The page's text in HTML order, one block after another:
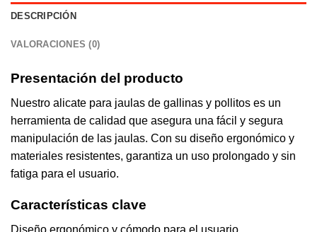
DESCRIPCIÓN
VALORACIONES (0)
Presentación del producto
Nuestro alicate para jaulas de gallinas y pollitos es un
herramienta de calidad que asegura una fácil y segura
manipulación de las jaulas. Con su diseño ergonómico y
materiales resistentes, garantiza un uso prolongado y sin
fatiga para el usuario.
Características clave
Diseño ergonómico y cómodo para el usuario